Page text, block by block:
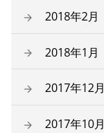
2018年2月
2018年1月
2017年12月
2017年10月